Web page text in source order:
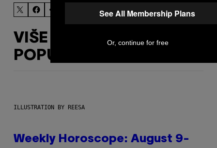
VIŠE
POPUT OVOGA
ILLUSTRATION BY REESA
Weekly Horoscope: August 9-
See All Membership Plans
Or, continue for free